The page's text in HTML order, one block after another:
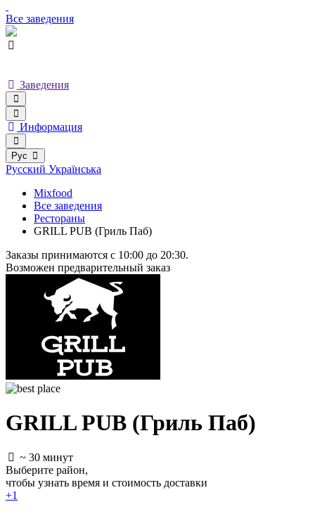
Все заведения
Заведения
Информация
Рус
Русский Українська
Mixfood
Все заведения
Рестораны
GRILL PUB (Гриль Паб)
Заказы принимаются c 10:00 до 20:30.
Возможен предварительный заказ
GRILL PUB (Гриль Паб)
~ 30 минут
Выберите район,
чтобы узнать время и стоимость доставки
+1